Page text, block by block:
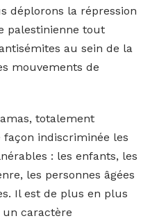
déplorons la répression
palestinienne tout
au sein de la
mouvements de
totalement
indiscriminée les
: les enfants, les
les personnes âgées
Il est de plus en plus
un caractère